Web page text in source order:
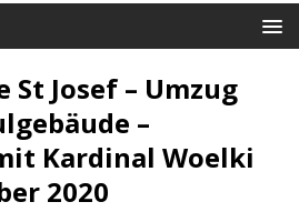
St Josef – Umzug
–
Kardinal Woelki
2020